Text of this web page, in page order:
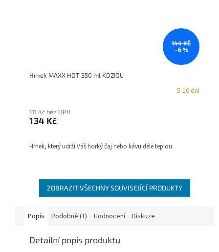
144 KČ
–6 %
Hrnek MAXX HOT 350 ml KOZIOL
5-10 dní
111 Kč bez DPH
134 Kč
Hrnek, který udrží Váš horký čaj nebo kávu déle teplou.
ZOBRAZIT VŠECHNY SOUVISEJÍCÍ PRODUKTY
Popis Podobné (1) Hodnocení Diskuze
Detailní popis produktu